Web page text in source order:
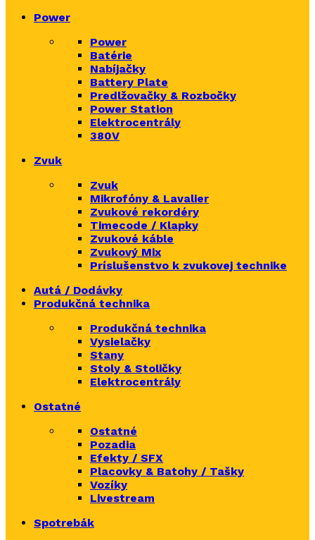
Power
Power
Batérie
Nabíjačky
Battery Plate
Predlžovačky & Rozbočky
Power Station
Elektrocentrály
380V
Zvuk
Zvuk
Mikrofóny & Lavalier
Zvukové rekordéry
Timecode / Klapky
Zvukové káble
Zvukový Mix
Príslušenstvo k zvukovej technike
Autá / Dodávky
Produkčná technika
Produkčná technika
Vysielačky
Stany
Stoly & Stoličky
Elektrocentrály
Ostatné
Ostatné
Pozadia
Efekty / SFX
Placovky & Batohy / Tašky
Vozíky
Livestream
Spotrebák